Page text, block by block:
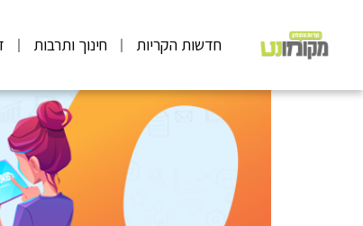
חדשות הקריות חינוך ותרבות